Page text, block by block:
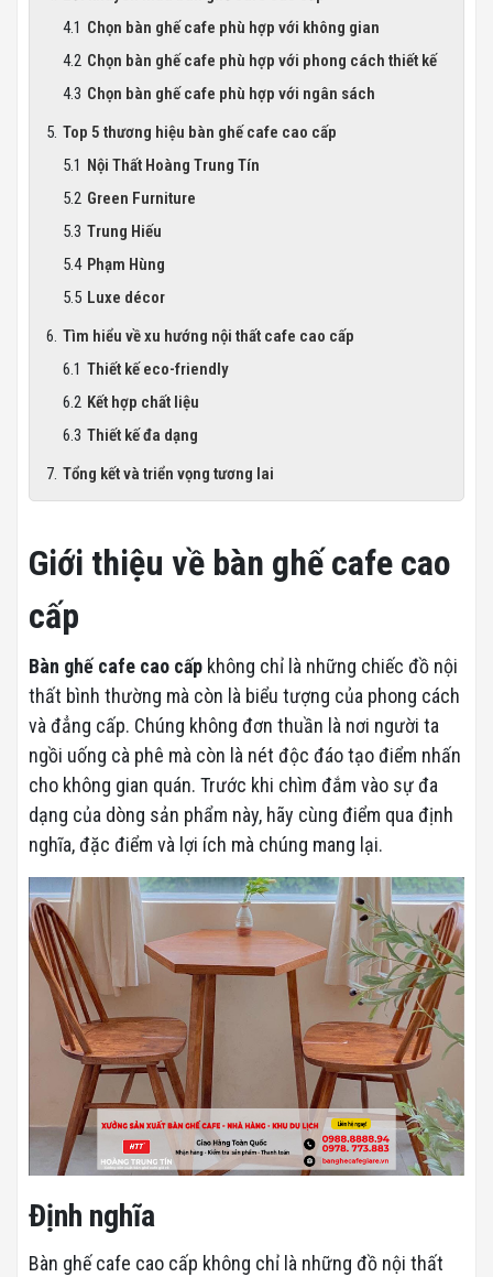
Chọn bàn ghế cafe phù hợp với không gian
Chọn bàn ghế cafe phù hợp với phong cách thiết kế
Chọn bàn ghế cafe phù hợp với ngân sách
Top 5 thương hiệu bàn ghế cafe cao cấp
Nội Thất Hoàng Trung Tín
Green Furniture
Trung Hiếu
Phạm Hùng
Luxe décor
Tìm hiểu về xu hướng nội thất cafe cao cấp
Thiết kế eco-friendly
Kết hợp chất liệu
Thiết kế đa dạng
Tổng kết và triển vọng tương lai
Giới thiệu về bàn ghế cafe cao
cấp
Bàn ghế cafe cao cấp không chỉ là những chiếc đồ nội
thất bình thường mà còn là biểu tượng của phong cách
và đẳng cấp. Chúng không đơn thuần là nơi người ta
ngồi uống cà phê mà còn là nét độc đáo tạo điểm nhấn
cho không gian quán. Trước khi chìm đắm vào sự đa
dạng của dòng sản phẩm này, hãy cùng điểm qua định
nghĩa, đặc điểm và lợi ích mà chúng mang lại.
Định nghĩa
Bàn ghế cafe cao cấp không chỉ là những đồ nội thất